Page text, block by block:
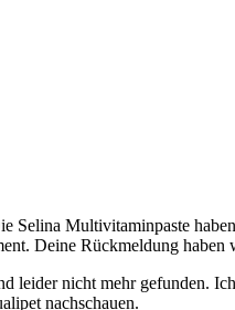
Multivitaminpaste
Deine Rückmeldung haben
leider nicht mehr gefunden.
nachschauen.